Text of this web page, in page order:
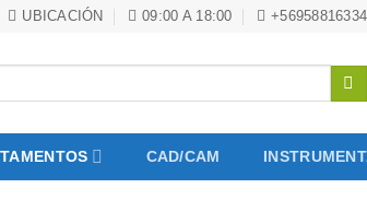
UBICACIÓN 09:00 A 18:00 +56958816334
CAD/CAM